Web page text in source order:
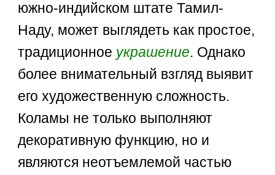
южно-индийском штате Тамил-
Наду, может выглядеть как простое,
традиционное украшение. Однако
более внимательный взгляд выявит
его художественную сложность.
Коламы не только выполняют
декоративную функцию, но и
являются неотъемлемой частью